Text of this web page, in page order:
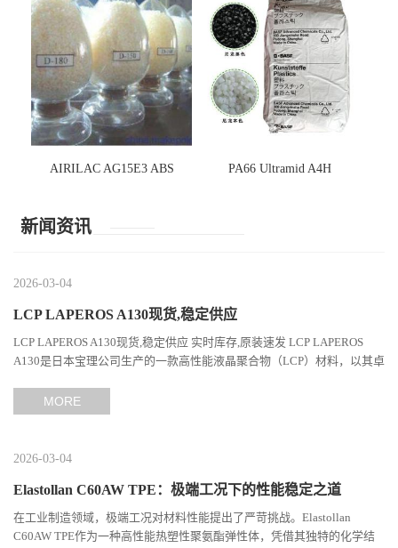
AIRILAC AG15E3 ABS PA66 Ultramid A4H
新闻资讯
2026-03-04
LCP LAPEROS A130现货,稳定供应
LCP LAPEROS A130现货,稳定供应 实时库存,原装速发 LCP LAPEROS
A130是日本宝理公司生产的一款高性能液晶聚合物（LCP）材料，以其卓
MORE
2026-03-04
Elastollan C60AW TPE：极端工况下的性能稳定之道
在工业制造领域，极端工况对材料性能提出了严苛挑战。Elastollan
C60AW TPE作为一种高性能热塑性聚氨酯弹性体，凭借其独特的化学结